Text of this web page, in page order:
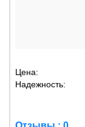
Цена:
Надежность: